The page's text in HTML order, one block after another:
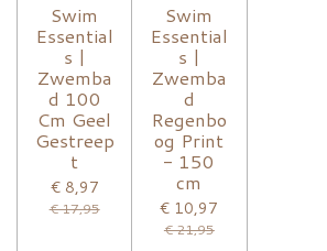
Swim
Essential
s |
Zwemba
d 100
Cm Geel
Gestreep
t
€ 8,97
€ 17,95
Swim
Essential
s |
Zwemba
d
Regenbo
og Print
- 150
cm
€ 10,97
€ 21,95